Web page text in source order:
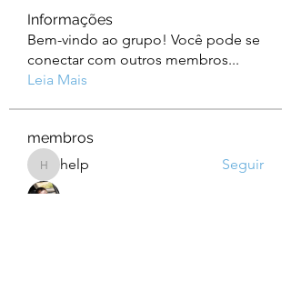
Informações
Bem-vindo ao grupo! Você pode se
conectar com outros membros...
Leia Mais
membros
helphelp Seguir